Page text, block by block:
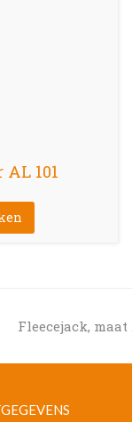
101
next
Fleecejack, maat